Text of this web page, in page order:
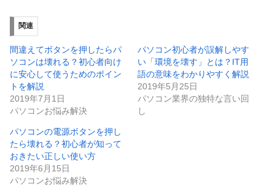
関連
間違えてボタンを押したらパ
ソコンは壊れる？初心者向け
に安心して使うためのポイン
トを解説
2019年7月1日
パソコンお悩み解決
パソコン初心者が誤解しやす
い「環境を壊す」とは？IT用
語の意味をわかりやすく解説
2019年5月25日
パソコン業界の独特な言い回
し
パソコンの電源ボタンを押し
たら壊れる？初心者が知って
おきたい正しい使い方
2019年6月15日
パソコンお悩み解決